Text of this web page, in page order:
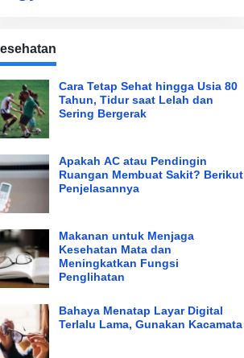
Cara Tetap Sehat hingga Usia 80
Tahun, Tidur saat Lelah dan
Sering Bergerak
Apakah AC atau Pendingin
Ruangan Membuat Sakit? Berikut
Penjelasannya
Makanan untuk Menjaga
Kesehatan Mata dan
Meningkatkan Fungsi
Penglihatan
Bahaya Menatap Layar Digital
Terlalu Lama, Gunakan Kacamata